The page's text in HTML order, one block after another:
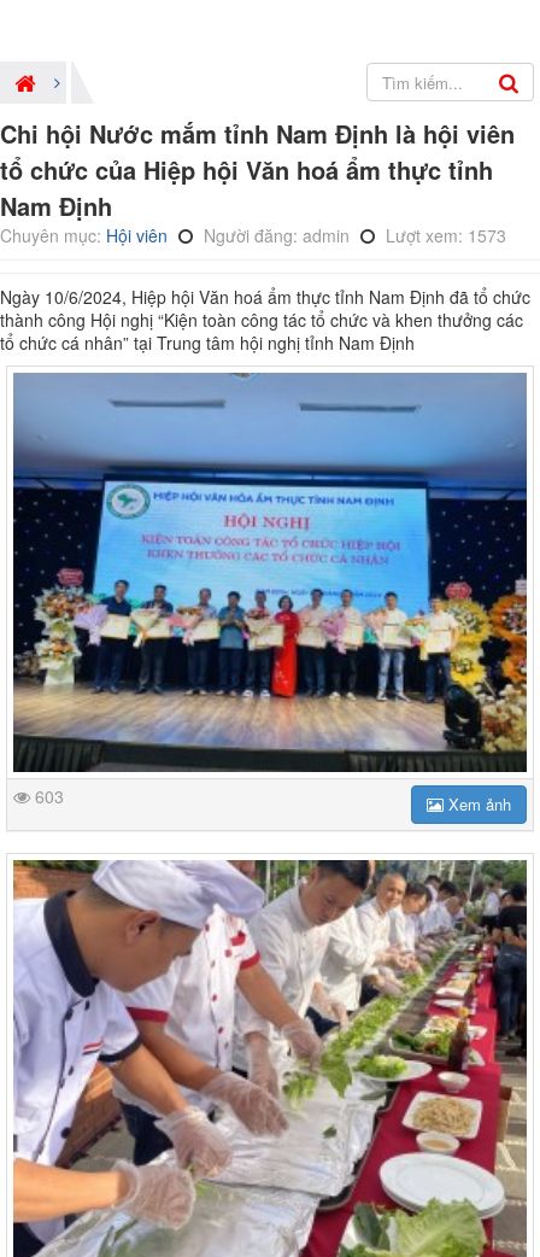
Chi hội Nước mắm tỉnh Nam Định là hội viên
tổ chức của Hiệp hội Văn hoá ẩm thực tỉnh
Nam Định
Chuyên mục: Hội viên Người đăng: admin Lượt xem: 1573
Ngày 10/6/2024, Hiệp hội Văn hoá ẩm thực tỉnh Nam Định đã tổ chức
thành công Hội nghị “Kiện toàn công tác tổ chức và khen thưởng các
tổ chức cá nhân” tại Trung tâm hội nghị tỉnh Nam Định
603 Xem ảnh